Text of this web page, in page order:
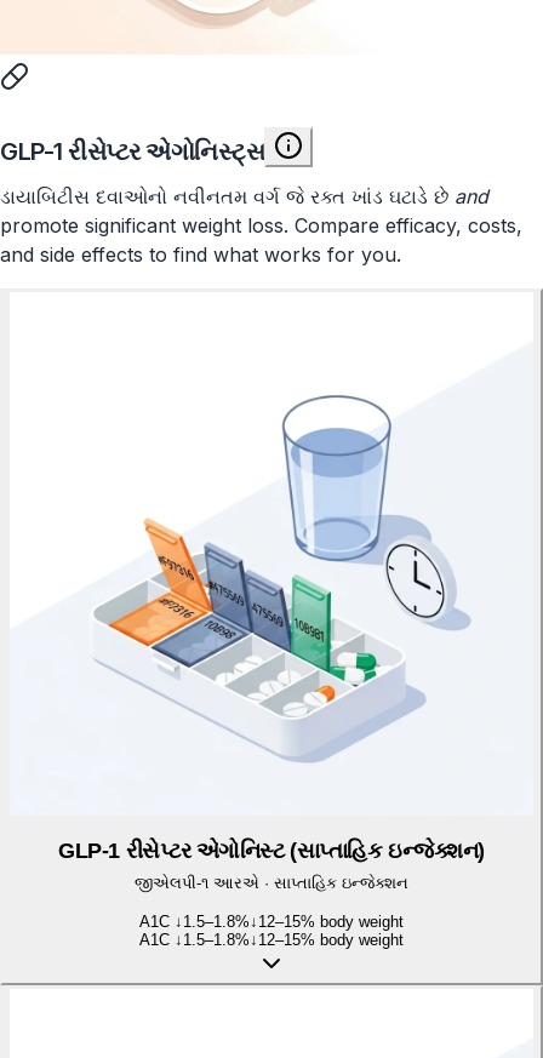
GLP-1 રીસેપ્ટર એગોનિસ્ટ્સ
ડાયાબિટીસ દવાઓનો નવીનતમ વર્ગ જે રક્ત ખાંડ ઘટાડે છે and
promote significant weight loss. Compare efficacy, costs,
and side effects to find what works for you.
GLP-1 રીસેપ્ટર એગોનિસ્ટ (સાપ્તાહિક ઇન્જેક્શન)
જીએલપી-૧ આરએ · સાપ્તાહિક ઇન્જેક્શન
A1C ↓ 1.5–1.8%↓ 12–15% body weight
A1C ↓ 1.5–1.8%↓ 12–15% body weight